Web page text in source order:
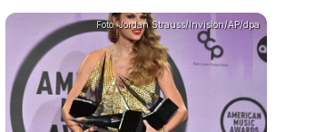
Foto: Jordan Strauss/Invision/AP/dpa